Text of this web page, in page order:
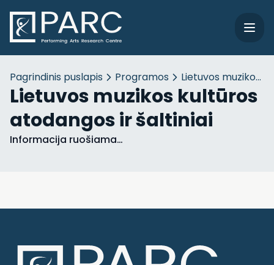
Pagrindinis puslapis Programos Lietuvos muzikos
Lietuvos muzikos kultūros
atodangos ir šaltiniai
Informacija ruošiama…